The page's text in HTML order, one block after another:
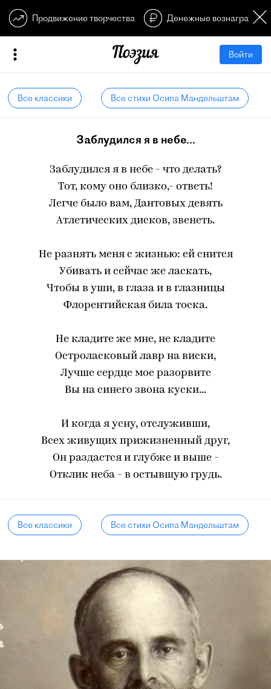
Продвижение творчества Денежные
Войти
Все классики Все стихи Осипа Мандельштам
Заблудился я в небе...
Заблудился я в небе - что делать?
Тот, кому оно близко,- ответь!
Легче было вам, Дантовых девять
Атлетических дисков, звенеть.
Не разнять меня с жизнью: ей снится
Убивать и сейчас же ласкать,
Чтобы в уши, в глаза и в глазницы
Флорентийская била тоска.
Не кладите же мне, не кладите
Остроласковый лавр на виски,
Лучше сердце мое разорвите
Вы на синего звона куски...
И когда я усну, отслуживши,
Всех живущих прижизненный друг,
Он раздастся и глубже и выше -
Отклик неба - в остывшую грудь.
Все классики Все стихи Осипа Мандельштам